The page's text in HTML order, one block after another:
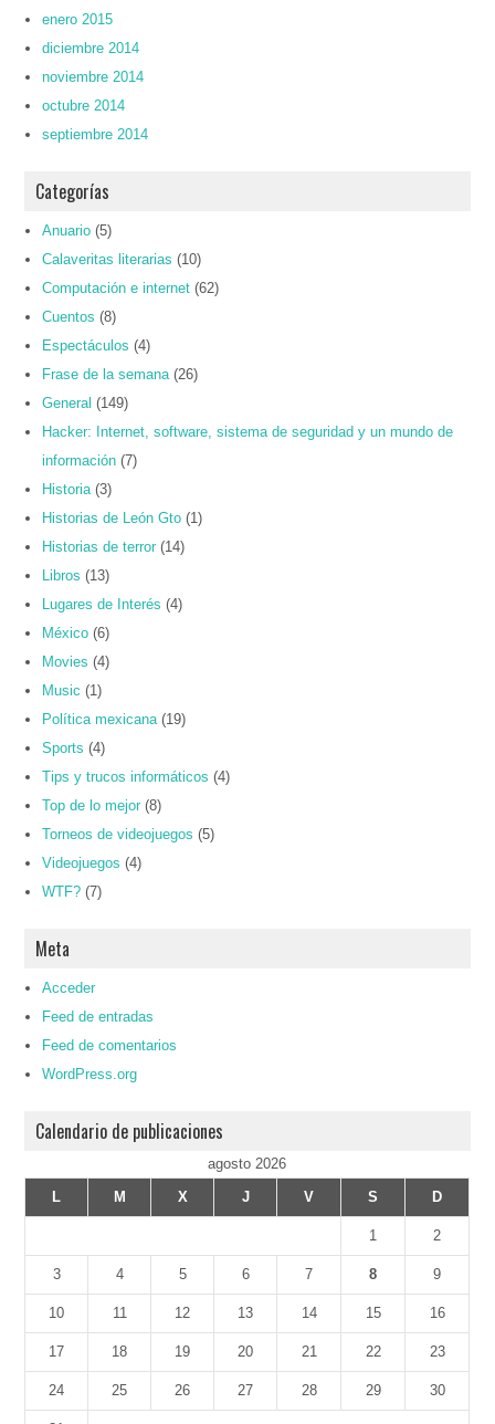
enero 2015
diciembre 2014
noviembre 2014
octubre 2014
septiembre 2014
Categorías
Anuario (5)
Calaveritas literarias (10)
Computación e internet (62)
Cuentos (8)
Espectáculos (4)
Frase de la semana (26)
General (149)
Hacker: Internet, software, sistema de seguridad y un mundo de
información (7)
Historia (3)
Historias de León Gto (1)
Historias de terror (14)
Libros (13)
Lugares de Interés (4)
México (6)
Movies (4)
Music (1)
Política mexicana (19)
Sports (4)
Tips y trucos informáticos (4)
Top de lo mejor (8)
Torneos de videojuegos (5)
Videojuegos (4)
WTF? (7)
Meta
Acceder
Feed de entradas
Feed de comentarios
WordPress.org
Calendario de publicaciones
agosto 2026
L
M X J V S D
1 2
3 4 5 6 7 8 9
10 11 12 13 14 15 16
17 18 19 20 21 22 23
24 25 26 27 28 29 30